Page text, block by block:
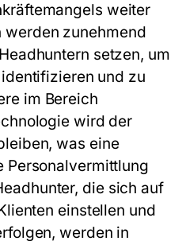
weiter
werden zunehmend
setzen, um
und zu
im Bereich
wird der
was eine
Personalvermittlung
die sich auf
einstellen und
werden in